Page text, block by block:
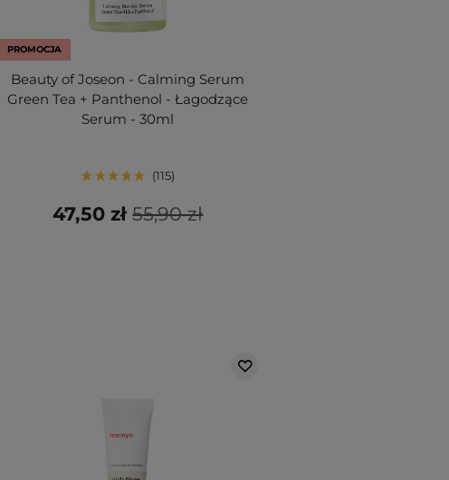
PROMOCJA
Beauty of Joseon - Calming Serum
Green Tea + Panthenol - Łagodzące
Serum - 30ml
115
55,90 zł
47,50 zł